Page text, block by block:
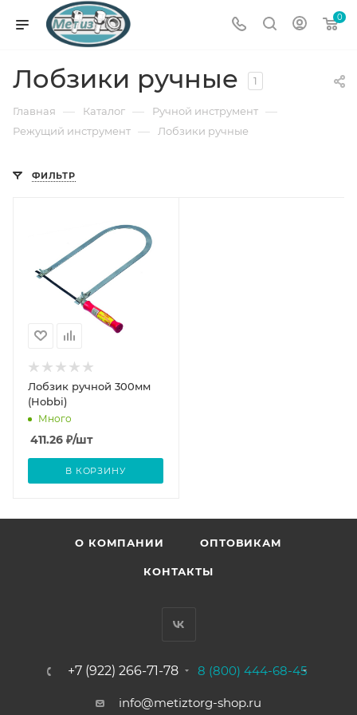
0
Лобзики ручные 1
Главная — Каталог — Ручной инструмент —
Режущий инструмент — Лобзики ручные
ФИЛЬТР
Лобзик ручной 300мм
(Hobbi)
Много
411.26 ₽/шт
В КОРЗИНУ
О КОМПАНИИ ОПТОВИКАМ
КОНТАКТЫ
+7 (922) 266-71-78 8 (800) 444-68-45
info@metiztorg-shop.ru